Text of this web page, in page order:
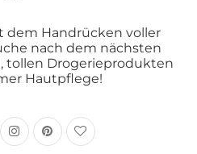
dem Handrücken voller
nach dem nächsten
tollen Drogerieprodukten
Hautpflege!